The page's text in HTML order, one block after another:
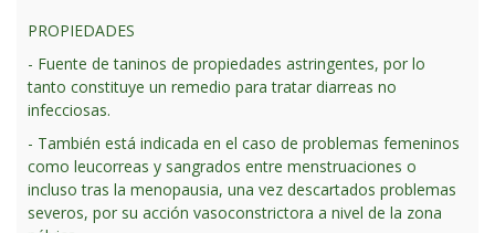
PROPIEDADES
- Fuente de taninos de propiedades astringentes, por lo
tanto constituye un remedio para tratar diarreas no
infecciosas.
- También está indicada en el caso de problemas femeninos
como leucorreas y sangrados entre menstruaciones o
incluso tras la menopausia, una vez descartados problemas
severos, por su acción vasoconstrictora a nivel de la zona